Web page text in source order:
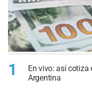
1
En vivo: así cotiza
Argentina